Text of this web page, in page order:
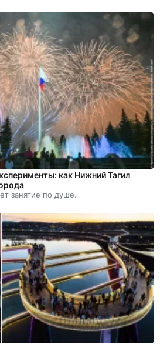
как Нижний Тагил
занятие по душе.